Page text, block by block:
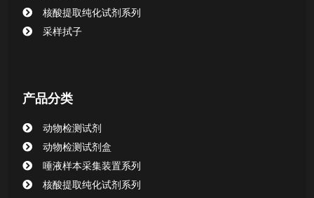
动物检测试剂
核酸提取纯化试剂系列
采样拭子
产品分类
动物检测试剂
动物检测试剂盒
唾液样本采集装置系列
核酸提取纯化试剂系列